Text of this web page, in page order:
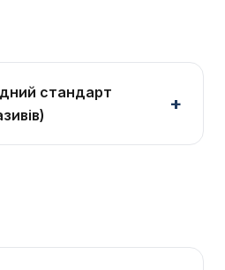
стандарт